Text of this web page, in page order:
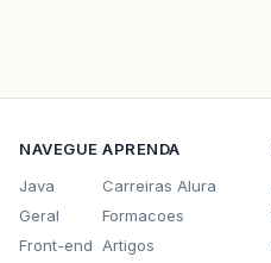
NAVEGUE
Java
Geral
Front-end
APRENDA
Carreiras Alura
Formacoes
Artigos